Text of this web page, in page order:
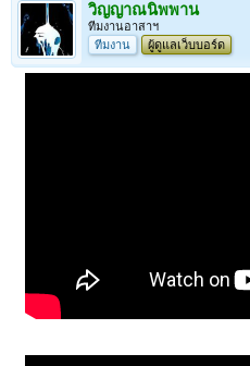
วิญญาณนิพพาน
ทีมงานอาสาฯ
ทีมงาน
ผู้ดูแลเว็บบอร์ด